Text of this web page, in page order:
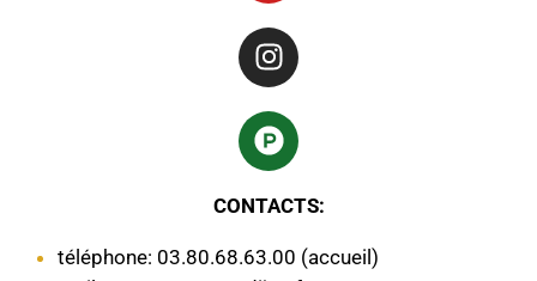
CONTACTS:
téléphone: 03.80.68.63.00 (accueil)